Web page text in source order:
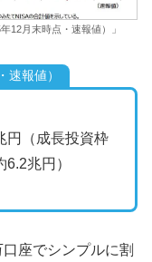
12月末時点・速報値）」
報値）
円（成長投資枠
兆円）
座でシンプルに割